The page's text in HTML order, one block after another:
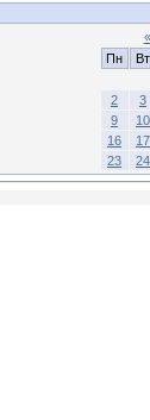
«
Пн
Вт
2
3
9
10
16
17
23
24